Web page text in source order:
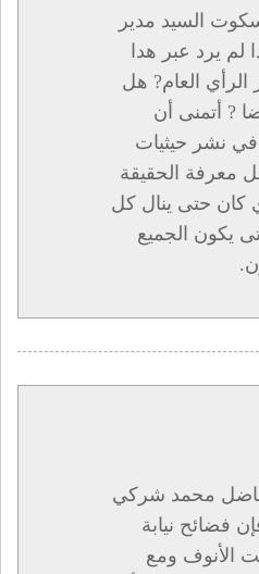
السيد مدير
لم يرد عبر هدا
الرأي العام? هل
? أتمنى أن
نشر حيثيات
معرفة الحقيقة
كان حتى ينال كل
يكون الجميع
محمد شركي
فضائح نيابة
الأنوف ومع